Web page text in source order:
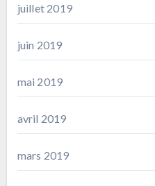
juillet 2019
juin 2019
mai 2019
avril 2019
mars 2019